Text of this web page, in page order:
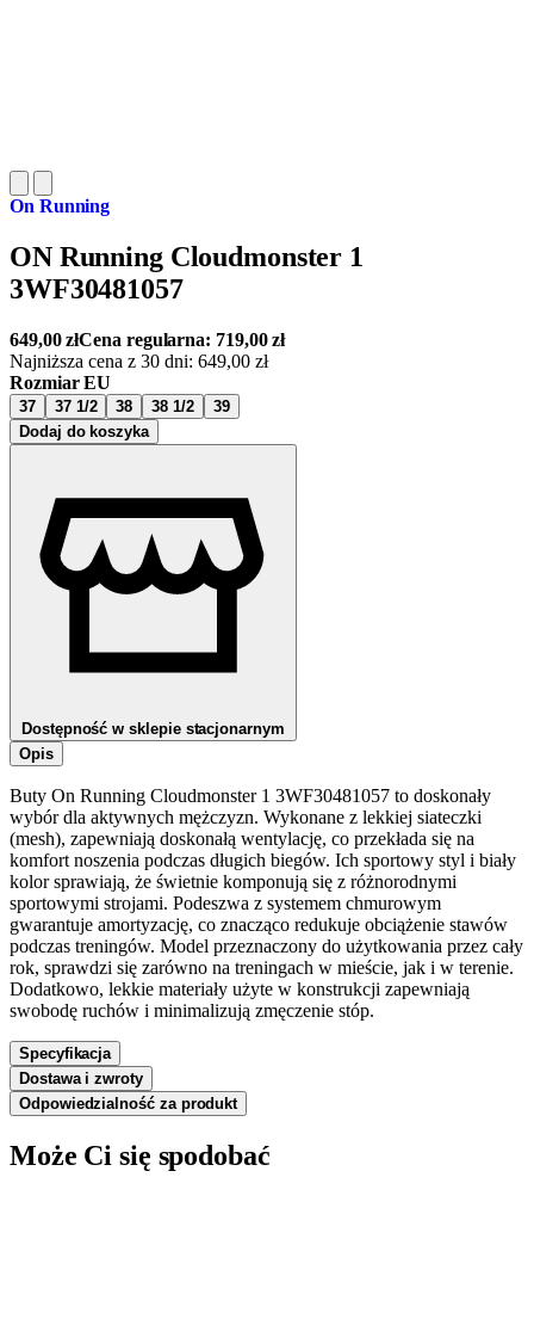
On Running
ON Running Cloudmonster 1
3WF30481057
649,00złCena regularna: 719,00zł
Najniższa cena z 30 dni: 649,00 zł
Rozmiar EU
37 37 1/2 38 38 1/2
39
Dodaj do koszyka
Dostępność w sklepie stacjonarnym
Opis
Buty On Running Cloudmonster 1 3WF30481057 to doskonały
wybór dla aktywnych mężczyzn. Wykonane z lekkiej siateczki
(mesh), zapewniają doskonałą wentylację, co przekłada się na
komfort noszenia podczas długich biegów. Ich sportowy styl i biały
kolor sprawiają, że świetnie komponują się z różnorodnymi
sportowymi strojami. Podeszwa z systemem chmurowym
gwarantuje amortyzację, co znacząco redukuje obciążenie stawów
podczas treningów. Model przeznaczony do użytkowania przez cały
rok, sprawdzi się zarówno na treningach w mieście, jak i w terenie.
Dodatkowo, lekkie materiały użyte w konstrukcji zapewniają
swobodę ruchów i minimalizują zmęczenie stóp.
Specyfikacja
Dostawa i zwroty
Odpowiedzialność za produkt
Może Ci się spodobać